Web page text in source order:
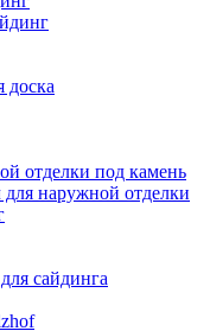
доска
отделки под камень
наружной отделки
сайдинга